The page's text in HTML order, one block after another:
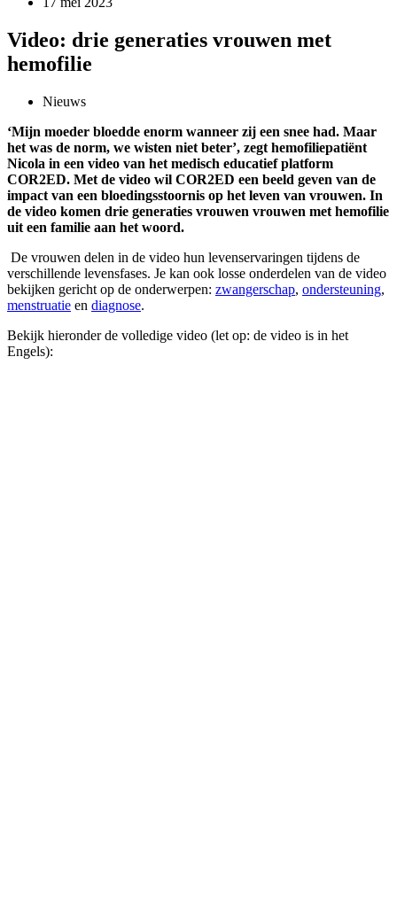
Video: drie generaties vrouwen met
hemofilie
Nieuws
‘Mijn moeder bloedde enorm wanneer zij een snee had. Maar
het was de norm, we wisten niet beter’, zegt hemofiliepatiënt
Nicola in een video van het medisch educatief platform
COR2ED. Met de video wil COR2ED een beeld geven van de
impact van een bloedingsstoornis op het leven van vrouwen. In
de video komen drie generaties vrouwen vrouwen met hemofilie
uit een familie aan het woord.
De vrouwen delen in de video hun levenservaringen tijdens de
verschillende levensfases. Je kan ook losse onderdelen van de video
bekijken gericht op de onderwerpen: zwangerschap, ondersteuning,
menstruatie en diagnose.
Bekijk hieronder de volledige video (let op: de video is in het
Engels):